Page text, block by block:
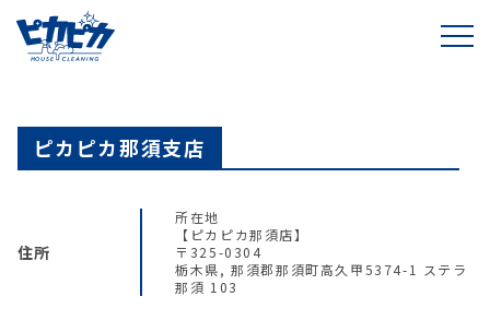
ピカピカ那須支店
住所
所在地
【ピカピカ那須店】
〒325-0304
栃木県, 那須郡那須町高久甲5374-1 ステラ
那須 103